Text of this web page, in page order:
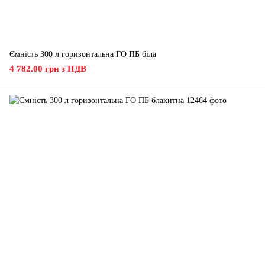
Ємність 300 л горизонтальна ГО ПБ біла
4 782.00 грн з ПДВ